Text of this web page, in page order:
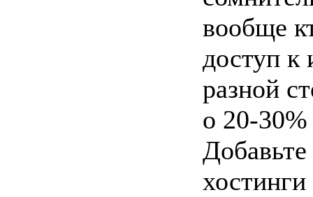
вообще
доступ
разной
о 20-